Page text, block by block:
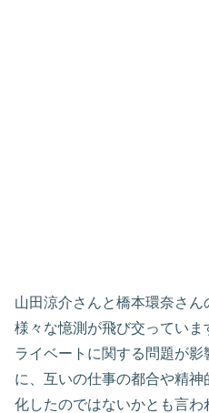
山田涼介さんと橋本環奈さん
様々な憶測が飛び交ってい
ライベートに関する問題が
に、互いの仕事の都合や精
化したのではないかとも言